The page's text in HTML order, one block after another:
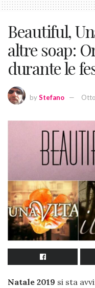
Beautiful,
altre soap:
durante le
byStefano
Natale 2019 si sta